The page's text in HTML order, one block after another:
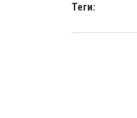
Теги: